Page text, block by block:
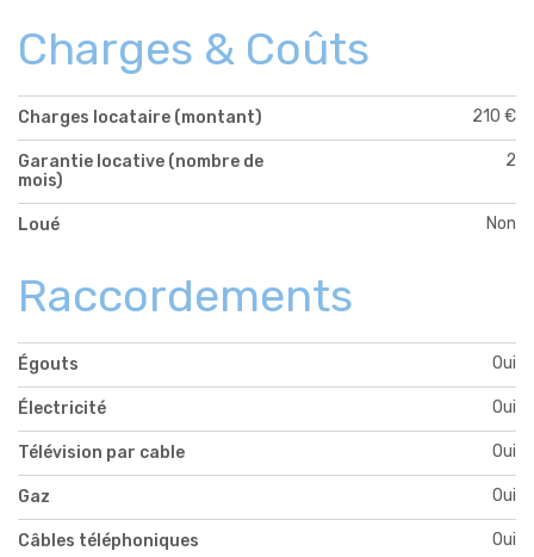
Charges & Coûts
Charges locataire (montant) 210 €
Garantie locative (nombre de
mois)
2
Loué Non
Raccordements
Égouts Oui
Électricité Oui
Télévision par cable Oui
Gaz Oui
Câbles téléphoniques Oui